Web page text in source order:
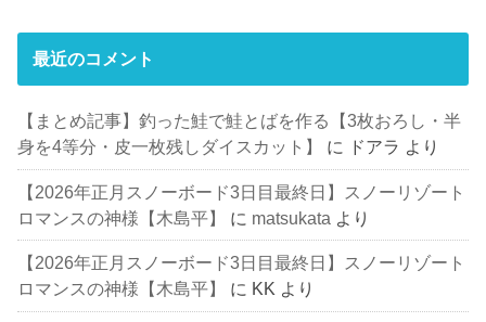
最近のコメント
【まとめ記事】釣った鮭で鮭とばを作る【3枚おろし・半
身を4等分・皮一枚残しダイスカット】
に ドアラ より
【2026年正月スノーボード3日目最終日】スノーリゾート
ロマンスの神様【木島平】
に matsukata より
【2026年正月スノーボード3日目最終日】スノーリゾート
ロマンスの神様【木島平】
に KK より